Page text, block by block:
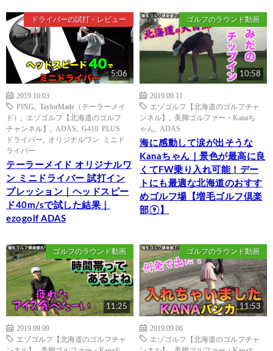
ドライバーの試打・レビュー
5:06
2019.10.03
PING
TaylorMade（テーラーメイ
ド）
エゾゴルフ【北海道のゴルフ
チャンネル】
ADAS
G410 PLUS
ドライバー
オリジナルワン ミニド
ライバー
テーラーメイド オリジナルワ
ン ミニドライバー 試打イン
プレッション｜ヘッドスピー
ド40m/sで試した結果｜
ezogolf ADAS
ゴルフのラウンド動画
10:58
2019.09.11
エゾゴルフ【北海道のゴルフチャ
ンネル】
美脚ゴルファー・Kanaち
ゃん
ADAS
海に感動して涙が出そうな
Kanaちゃん｜景色が最高に良
くてFW乗り入れ可能！デー
トにも最適な北海道のおすす
めゴルフ場【増毛ゴルフ倶楽
部⑨】
ゴルフのラウンド動画
11:25
2019.09.09
エゾゴルフ【北海道のゴルフチャ
ゴルフのラウンド動画
11:53
2019.09.06
エゾゴルフ【北海道のゴルフチャ